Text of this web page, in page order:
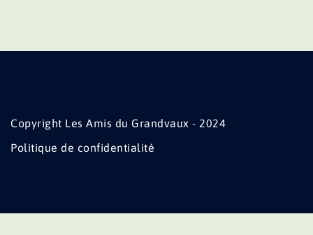
Copyright Les Amis du Grandvaux - 2024
Politique de confidentialité